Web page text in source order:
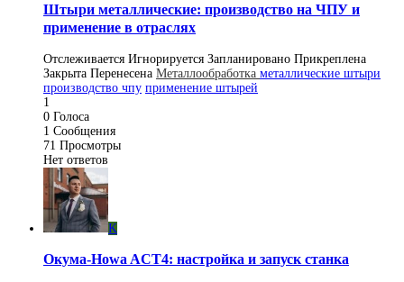
Штыри металлические: производство на ЧПУ и
применение в отраслях
Отслеживается Игнорируется Запланировано Прикреплена
Закрыта Перенесена Металлообработка металлические штыри
производство чпу применение штырей
1
0 Голоса
1 Сообщения
71 Просмотры
Нет ответов
K
Окума-Howa ACT4: настройка и запуск станка